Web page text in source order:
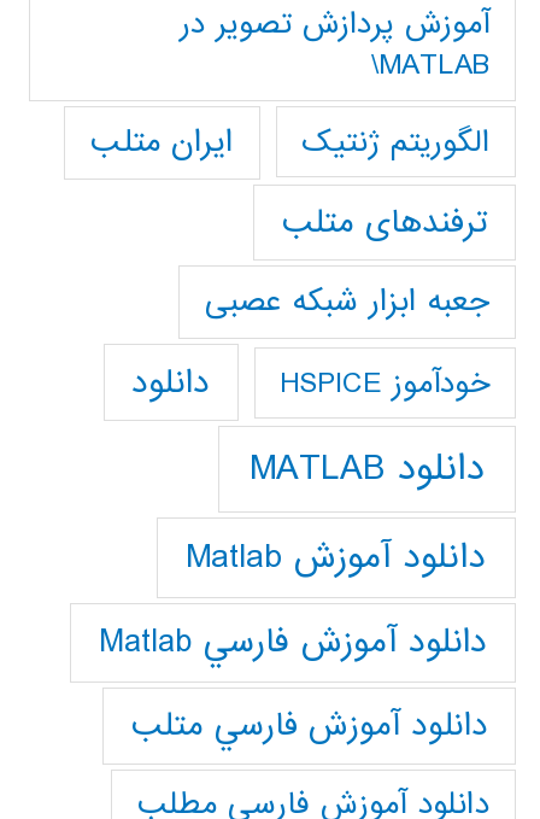
آموزش پردازش تصوير در
MATLAB\
الگوریتم ژنتیک
ایران متلب
ترفندهای متلب
جعبه ابزار شبکه عصبی
خودآموز HSPICE دانلود
دانلود MATLAB
دانلود آموزش Matlab
دانلود آموزش فارسي Matlab
دانلود آموزش فارسي متلب
دانلود آموزش فارسي مطلب